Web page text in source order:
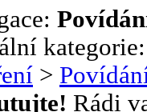
>
Rádi